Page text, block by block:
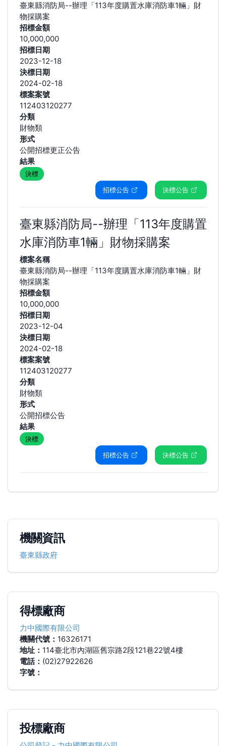
臺東縣消防局--辦理「113年度購置水庫消防車1輛」財
物採購案
招標金額
10,000,000
招標日期
2023-12-18
決標日期
2024-02-18
標案案號
112403120277
分類
財物類
形式
公開招標更正公告
結果
決標
招標公告
決標公告
臺東縣消防局--辦理「113年度購置
水庫消防車1輛」財物採購案
標案名稱
臺東縣消防局--辦理「113年度購置水庫消防車1輛」財
物採購案
招標金額
10,000,000
招標日期
2023-12-04
決標日期
2024-02-18
標案案號
112403120277
分類
財物類
形式
公開招標公告
結果
決標
招標公告
決標公告
機關資訊
臺東縣政府
得標廠商
力中國際有限公司
機關代號： 16326171
地址： 114臺北市內湖區舊宗路2段121巷22號4樓
電話： (02)27922626
字號：
投標廠商